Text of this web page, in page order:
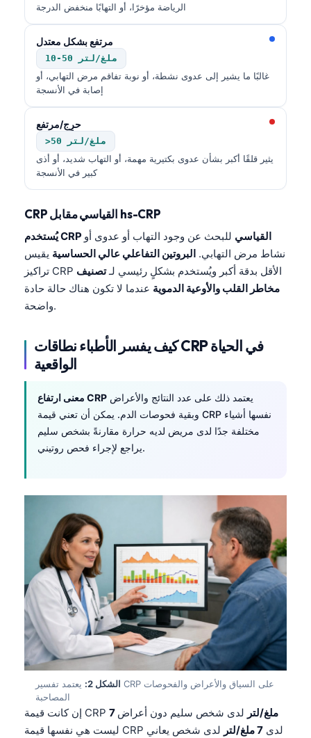
الرياضة مؤخرًا، أو التهابًا منخفض الدرجة
مرتفع بشكل معتدل
10-50 ملغ/لتر
غالبًا ما يشير إلى عدوى نشطة، أو نوبة تفاقم مرض التهابي، أو
إصابة في الأنسجة
حرِج/مرتفع
>50 ملغ/لتر
يثير قلقًا أكبر بشأن عدوى بكتيرية مهمة، أو التهاب شديد، أو أذى
كبير في الأنسجة
CRP القياسي مقابل hs-CRP
يُستخدم CRP القياسي للبحث عن وجود التهاب أو عدوى أو
نشاط مرض التهابي. البروتين التفاعلي عالي الحساسية يقيس
تراكيز CRP الأقل بدقة أكبر ويُستخدم بشكلٍ رئيسي لـتصنيف
مخاطر القلب والأوعية الدموية عندما لا تكون هناك حالة حادة
واضحة.
كيف يفسر الأطباء نطاقات CRP في الحياة
الواقعية
معنى ارتفاع CRP
وبقية فحوصات الدم. يمكن أن تعني قيمة CRP نفسها أشياء
مختلفة جدًا لدى مريض لديه حرارة مقارنةً بشخص سليم
يراجع لإجراء فحص روتيني.
الشكل 2:
يعتمد تفسير CRP على السياق والأعراض والفحوصات
المصاحبة
إن كانت قيمة CRP 7 ملغ/لتر لدى شخص سليم دون أعراض
ليست هي نفسها قيمة CRP لدى 7 ملغ/لتر
لدى شخص يعاني